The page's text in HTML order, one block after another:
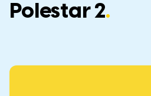
Polestar 2.